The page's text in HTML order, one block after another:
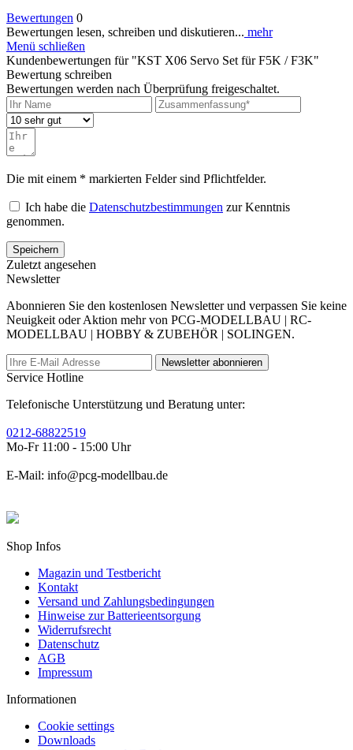
Bewertungen 0
Bewertungen lesen, schreiben und diskutieren... mehr
Menü schließen
Kundenbewertungen für "KST X06 Servo Set für F5K / F3K"
Bewertung schreiben
Bewertungen werden nach Überprüfung freigeschaltet.
Die mit einem * markierten Felder sind Pflichtfelder.
Ich habe die Datenschutzbestimmungen zur Kenntnis
genommen.
Speichern
Zuletzt angesehen
Newsletter
Abonnieren Sie den kostenlosen Newsletter und verpassen Sie keine
Neuigkeit oder Aktion mehr von PCG-MODELLBAU | RC-
MODELLBAU | HOBBY & ZUBEHÖR | SOLINGEN.
Newsletter abonnieren
Service Hotline
Telefonische Unterstützung und Beratung unter:
0212-68822519
Mo-Fr 11:00 - 15:00 Uhr
E-Mail: info@pcg-modellbau.de
Shop Infos
Magazin und Testbericht
Kontakt
Versand und Zahlungsbedingungen
Hinweise zur Batterieentsorgung
Widerrufsrecht
Datenschutz
AGB
Impressum
Informationen
Cookie settings
Downloads